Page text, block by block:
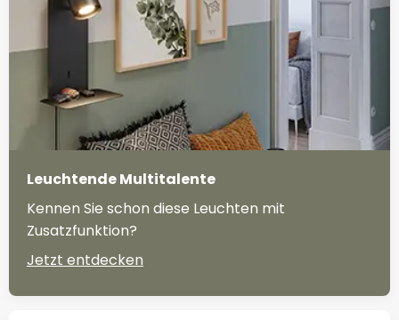
Leuchtende Multitalente
Kennen Sie schon diese Leuchten mit
Zusatzfunktion?
Jetzt entdecken